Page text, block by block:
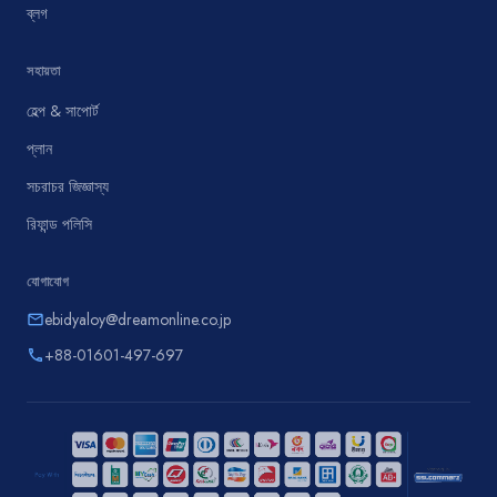
ব্লগ
সহায়তা
হেল্প & সাপোর্ট
প্লান
সচরাচর জিজ্ঞাস্য
রিফান্ড পলিসি
যোগাযোগ
emailebidyaloy@dreamonline.co.jp
phone+88-01601-497-697